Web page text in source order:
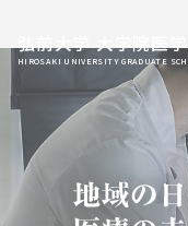
弘前大学 大学院医
HIROSAKI UNIVERSITY GRADUATE